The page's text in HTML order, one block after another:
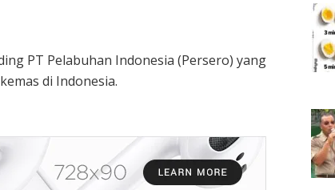
PT Pelabuhan Indonesia (Persero) yang
di Indonesia.